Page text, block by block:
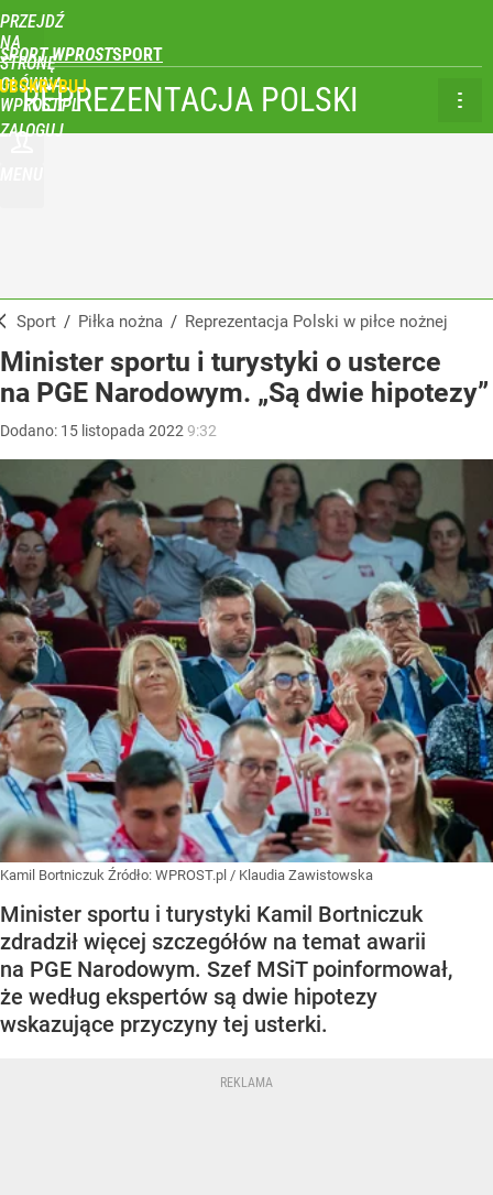
PRZEJDŹ
NA
STRONĘ
GŁÓWNĄ
WPROST.PL
SPORT WPROST
ZALOGUJ
REPREZENTACJA POLSKI
Sport / Piłka nożna / Reprezentacja Polski w piłce nożnej
Minister sportu i turystyki o usterce
na PGE Narodowym. „Są dwie hipotezy”
Dodano: 15 listopada 2022 9:32
Kamil Bortniczuk Źródło: WPROST.pl / Klaudia Zawistowska
Minister sportu i turystyki Kamil Bortniczuk
zdradził więcej szczegółów na temat awarii
na PGE Narodowym. Szef MSiT poinformował,
że według ekspertów są dwie hipotezy
wskazujące przyczyny tej usterki.